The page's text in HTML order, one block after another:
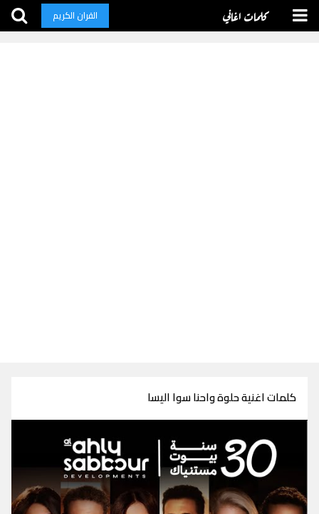
كلمات اغاني القران الكريم
كلمات اغنية حلوة واحنا سوا اليسا